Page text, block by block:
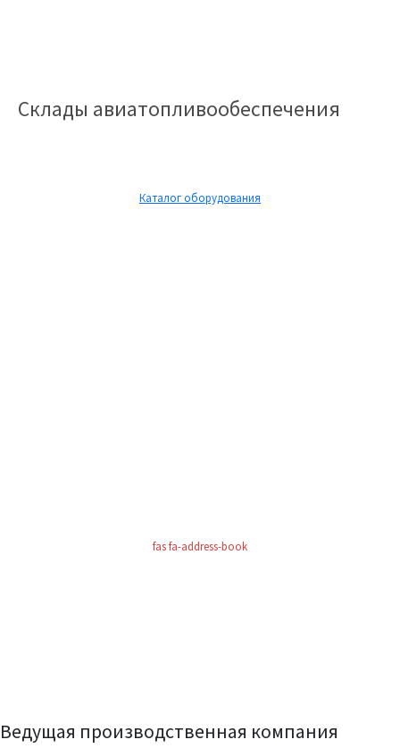
Склады авиатопливообеспечения
Каталог оборудования
fas fa-address-book
Ведущая производственная компания